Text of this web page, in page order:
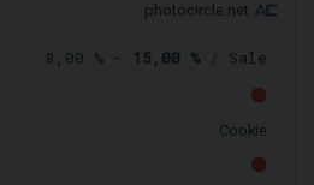
photocircle.net
8,00 % - 15,00 % / Sale
Cookie